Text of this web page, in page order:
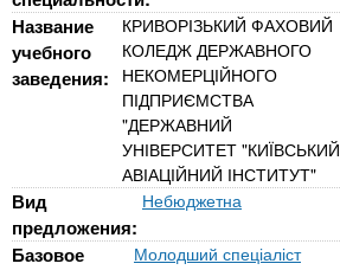
n
t
.
х
з
а
д
е
н
Онлайн курсы
За рубежом
Название
учебного
заведения:
КРИВОРІЗЬКИЙ ФАХОВИЙ
КОЛЕДЖ ДЕРЖАВНОГО
НЕКОМЕРЦІЙНОГО
ПІДПРИЄМСТВА
"ДЕРЖАВНИЙ
УНІВЕРСИТЕТ "КИЇВСЬКИЙ
АВІАЦІЙНИЙ ІНСТИТУТ"
Вид
предложения:
Небюджетна
Базовое
Молодший спеціаліст